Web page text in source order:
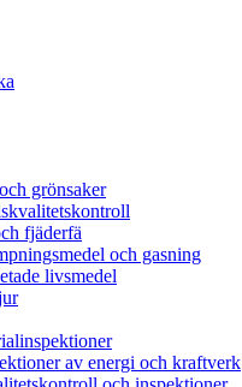
grönsaker
fjäderfä
och gasning
livsmedel
av energi och kraftverk